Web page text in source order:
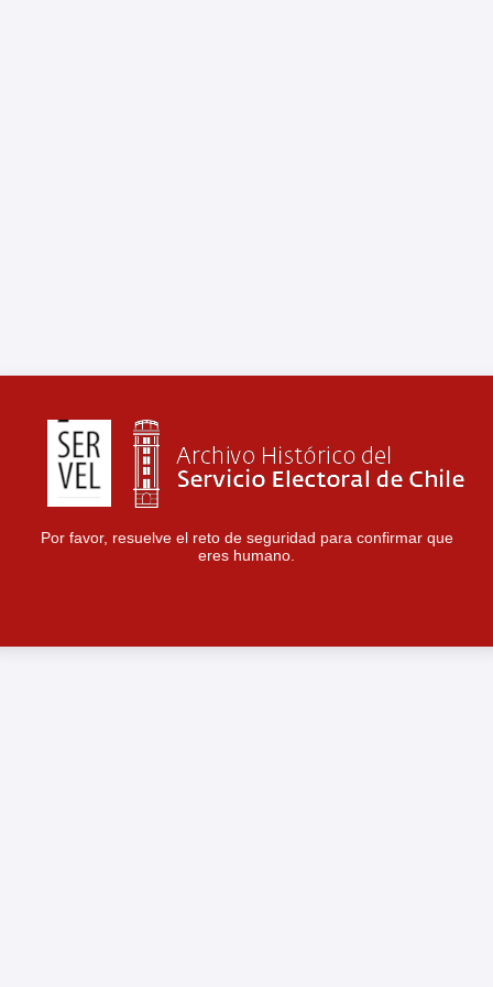
Por favor, resuelve el reto de seguridad para confirmar que
eres humano.